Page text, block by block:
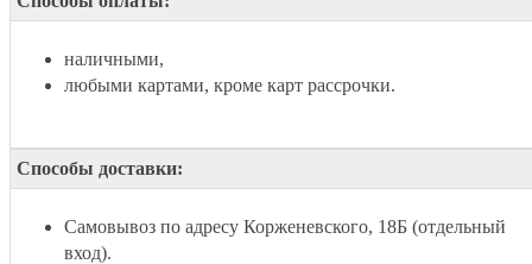
наличными,
любыми картами, кроме карт рассрочки.
Способы доставки:
Самовывоз по адресу Корженевского, 18Б (отдельный
вход).